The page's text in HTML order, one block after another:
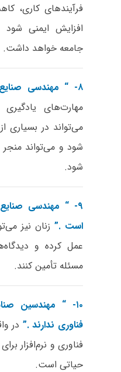
فرآیندهای کاری،
افزایش ایمنی شود
جامعه خواهد داشت.
۸- “ مهندسی
مهارت‌های
می‌تواند در بسیاری
شود و می‌تواند
شود.
۹- “
مهندسی
است .” زنان نیز
عمل کرده و
مسئله تأمین کنند.
۱۰- “
مهندسین
فناوری ندارند .” در
فناوری و نرم‌افزار
حیاتی است.